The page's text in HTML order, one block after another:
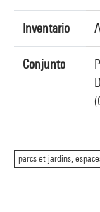
Inventario
Conjunto
parcs et jardins,